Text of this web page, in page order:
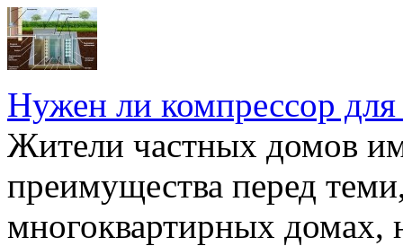
Нужен ли компрессор для
Жители частных домов
преимущества перед
многоквартирных домах,